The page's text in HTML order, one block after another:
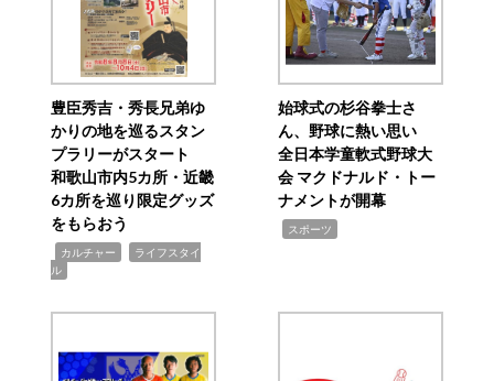
豊臣秀吉・秀長兄弟ゆ
かりの地を巡るスタン
プラリーがスタート
和歌山市内5カ所・近畿
6カ所を巡り限定グッズ
をもらおう
カルチャー
ライフスタイ
ル
始球式の杉谷拳士さ
ん、野球に熱い思い
全日本学童軟式野球大
会 マクドナルド・トー
ナメントが開幕
スポーツ